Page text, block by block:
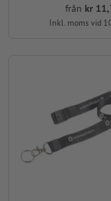
från kr
Inkl. moms vid